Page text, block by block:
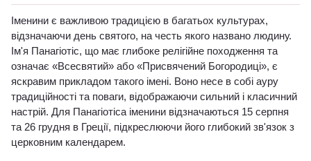
Іменини є важливою традицією в багатьох культурах,
відзначаючи день святого, на честь якого названо людину.
Ім'я Панагіотіс, що має глибоке релігійне походження та
означає «Всесвятий» або «Присвячений Богородиці», є
яскравим прикладом такого імені. Воно несе в собі ауру
традиційності та поваги, відображаючи сильний і класичний
настрій. Для Панагіотіса іменини відзначаються 15 серпня
та 26 грудня в Греції, підкреслюючи його глибокий зв'язок з
церковним календарем.